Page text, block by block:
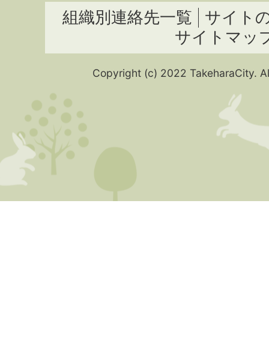
組織別連絡先一覧
サイト
サイトマッ
Copyright (c) 2022 TakeharaCity.